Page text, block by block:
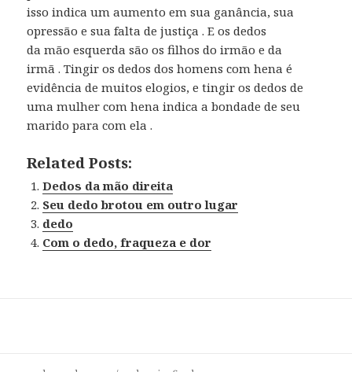
isso indica um aumento em sua ganância, sua
opressão e sua falta de justiça . E os dedos
da mão esquerda são os filhos do irmão e da
irmã . Tingir os dedos dos homens com hena é
evidência de muitos elogios, e tingir os dedos de
uma mulher com hena indica a bondade de seu
marido para com ela .
Related Posts:
Dedos da mão direita
Seu dedo brotou em outro lugar
dedo
Com o dedo, fraqueza e dor